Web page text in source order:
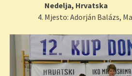
Nedelja, Hrvatska
Mjesto: Adorján Balázs,